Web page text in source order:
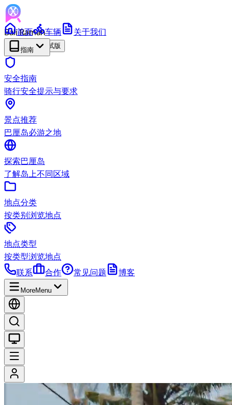
Bali Ramah
RENTAL 测试版
首页 车辆 关于我们
指南
安全指南
骑行安全提示与要求
景点推荐
巴厘岛必游之地
探索巴厘岛
了解岛上不同区域
地点分类
按类别浏览地点
地点类型
按类型浏览地点
联系
合作 常见问题 博客
MoreMenu